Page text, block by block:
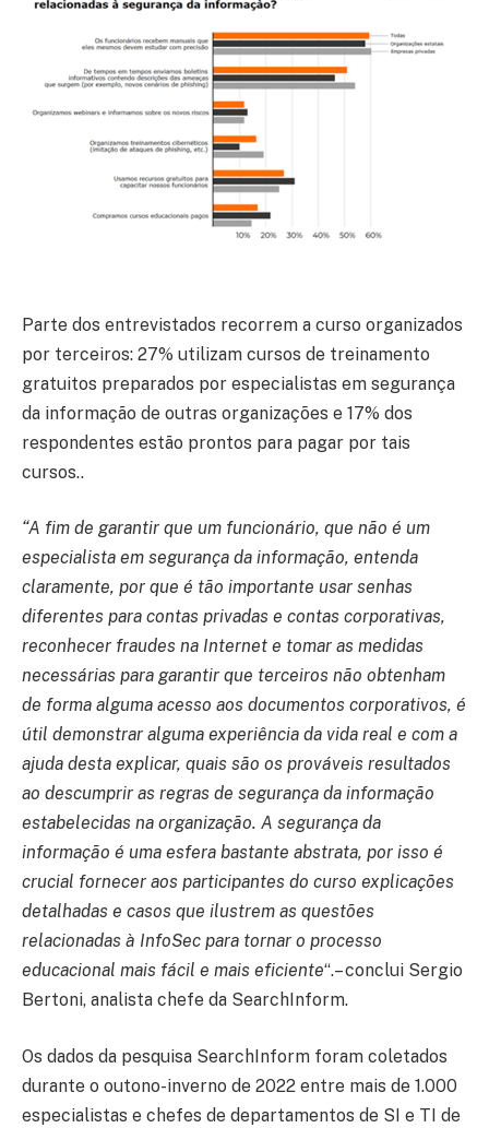
Parte dos entrevistados recorrem a curso organizados
por terceiros: 27% utilizam cursos de treinamento
gratuitos preparados por especialistas em segurança
da informação de outras organizações e 17% dos
respondentes estão prontos para pagar por tais
cursos..
“A fim de garantir que um funcionário, que não é um
especialista em segurança da informação, entenda
claramente, por que é tão importante usar senhas
diferentes para contas privadas e contas corporativas,
reconhecer fraudes na Internet e tomar as medidas
necessárias para garantir que terceiros não obtenham
de forma alguma acesso aos documentos corporativos, é
útil demonstrar alguma experiência da vida real e com a
ajuda desta explicar, quais são os prováveis resultados
ao descumprir as regras de segurança da informação
estabelecidas na organização. A segurança da
informação é uma esfera bastante abstrata, por isso é
crucial fornecer aos participantes do curso explicações
detalhadas e casos que ilustrem as questões
relacionadas à InfoSec para tornar o processo
educacional mais fácil e mais eficiente“.– conclui Sergio
Bertoni, analista chefe da SearchInform.
Os dados da pesquisa SearchInform foram coletados
durante o outono-inverno de 2022 entre mais de 1.000
especialistas e chefes de departamentos de SI e TI de